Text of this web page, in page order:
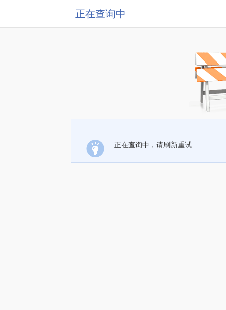
正在查询中
正在查询中，请刷新重试